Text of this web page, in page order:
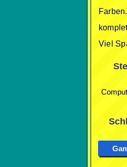
Viel